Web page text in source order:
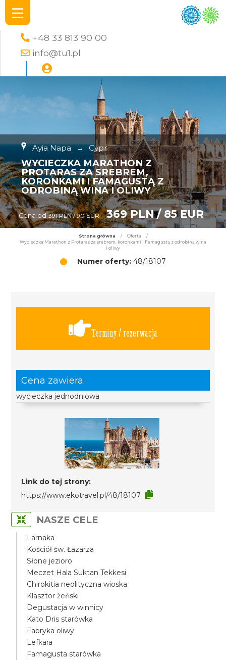
+48 33 813 90 00
info@tu1.pl
Ayia Napa → Cypr
WYCIECZKA MARATHON Z
PROTARAS ZA SREBREM,
KORONKAMI I FAMAGUSTĄ Z
ODROBINĄ WINA I OLIWY
Cena od 391 PLN / 90 EUR 369 PLN / 85 EUR
Strona główna / Oferta
/
Wycieczka Marathon z Protaras za srebrem, koronkami i Famagustą z odrobiną wina
i oliwy
Numer oferty: 48/18107
Terminy / rezerwacja
Cena zawiera
wycieczka jednodniowa
Link do tej strony:
https://www.ekotravel.pl/48/18107
NASZE CELE
Larnaka
Kościół św. Łazarza
Słone jezioro
Meczet Hala Suktan Tekkesi
Chirokitia neolityczna wioska
Klasztor żeński
Degustacja w winnicy
Kato Dris starówka
Fabryka oliwy
Lefkara
Famagusta starówka